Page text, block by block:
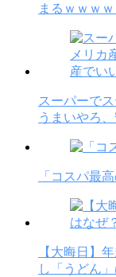
まるｗｗｗ
スーパーで
うまいやろ
「コスパ最
【大晦日】
し「うどん